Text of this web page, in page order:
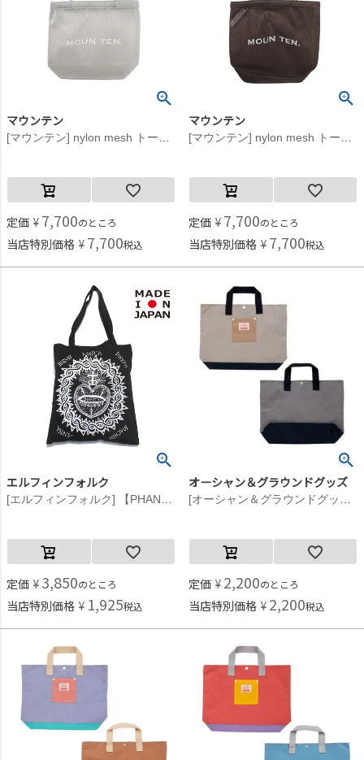
マウンテン
定価 ¥ 7,700のところ
当店特別価格 ¥ 7,700税込
マウンテン
定価 ¥ 7,700のところ
当店特別価格 ¥ 7,700税込
エルフィンフォルク
定価 ¥ 3,850のところ
当店特別価格 ¥ 1,925税込
オーシャン＆グラウンドグッズ
定価 ¥ 2,200のところ
当店特別価格 ¥ 2,200税込